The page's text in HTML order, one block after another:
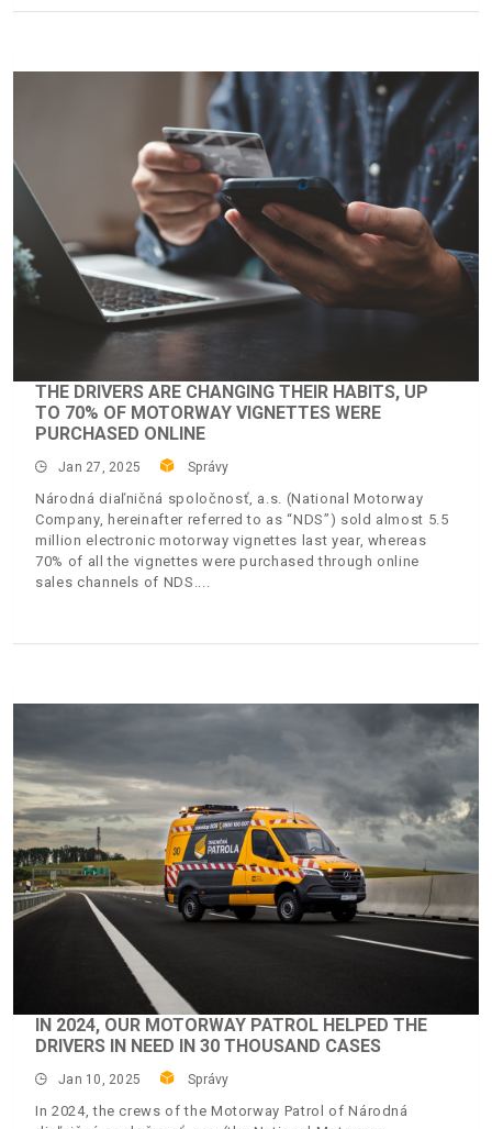
THE DRIVERS ARE CHANGING THEIR HABITS, UP
TO 70% OF MOTORWAY VIGNETTES WERE
PURCHASED ONLINE
Jan 27, 2025 Správy
Národná diaľničná spoločnosť, a.s. (National Motorway
Company, hereinafter referred to as “NDS”) sold almost 5.5
million electronic motorway vignettes last year, whereas
70% of all the vignettes were purchased through online
sales channels of NDS.
IN 2024, OUR MOTORWAY PATROL HELPED THE
DRIVERS IN NEED IN 30 THOUSAND CASES
Jan 10, 2025 Správy
In 2024, the crews of the Motorway Patrol of Národná